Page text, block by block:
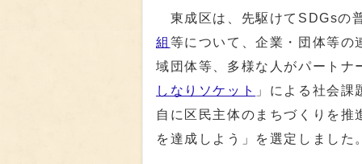
東成区は、先駆けてSDGsの
組 等について、企業・団体等の
域団体等、多様な人がパートナ
しなりソケット
」による社会
自に区民主体のまちづくりを
を達成しよう」を選定しました